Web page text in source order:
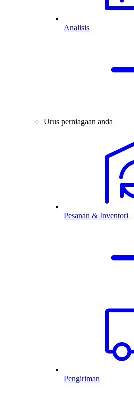
Analisis
Urus perniagaan anda
Pesanan & Inventori
Pengiriman